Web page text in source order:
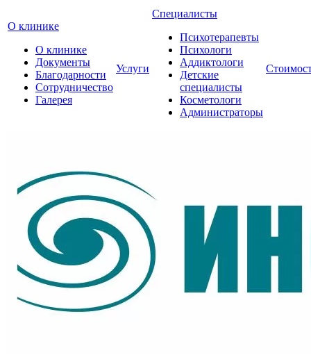
О клинике
О клинике
Документы
Благодарности
Сотрудничество
Галерея
Услуги
Специалисты
Психотерапевты
Психологи
Аддиктологи
Детские
специалисты
Косметологи
Администраторы